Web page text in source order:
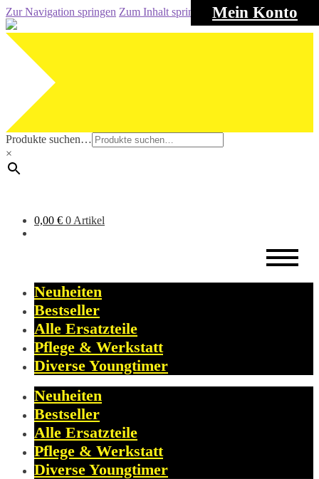
Mein Konto
Zur Navigation springen Zum Inhalt springen
Produkte suchen…
×
0,00 € 0 Artikel
Neuheiten
Bestseller
Alle Ersatzteile
Pflege & Werkstatt
Diverse Youngtimer
Neuheiten
Bestseller
Alle Ersatzteile
Pflege & Werkstatt
Diverse Youngtimer